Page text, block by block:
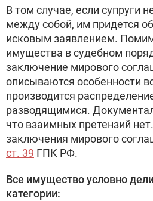
В том случае, если супруги
между собой, им придется
исковым заявлением.
имущества в судебном
заключение мирового
описываются особенности
производится
разводящимися.
что взаимных претензий
заключения мирового
ст. 39 ГПК РФ.
Все имущество условно
категории: